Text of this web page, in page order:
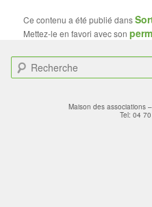
Ce contenu a été publié dans
Mettez-le en favori avec son
e
Maison des associations
Tel: 04